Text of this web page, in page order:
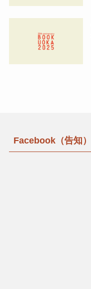
Facebook（告知）